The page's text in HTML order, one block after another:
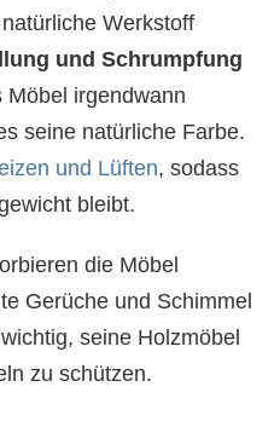
Werkstoff
und Schrumpfung
irgendwann
seine natürliche Farbe.
und Lüften, sodass
bleibt.
die Möbel
Gerüche und Schimmel
seine Holzmöbel
zu schützen.